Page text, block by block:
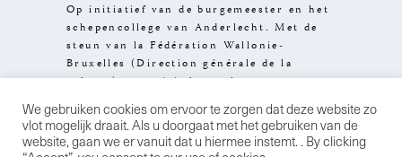
Op initiatief van de burgemeester en het
schepencollege van Anderlecht. Met de
steun van la Fédération Wallonie-
Bruxelles (Direction générale de la
culture), van visit.brussels en van
het Brussels Hoofdstedelijk Gewest.
Design byStereo Wettelijke
informatie Algemene
We gebruiken cookies om ervoor te zorgen dat deze website zo
vlot mogelijk draait. Als u doorgaat met het gebruiken van de
website, gaan we er vanuit dat u hiermee instemt. . By clicking